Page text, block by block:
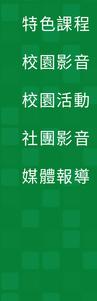
特色課程
校園影音
校園活動
社團影音
媒體報導